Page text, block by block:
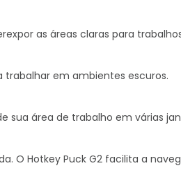
as áreas claras para
trabalhar em ambientes escuros.
sua área de trabalho em várias
O Hotkey Puck G2 facilita a